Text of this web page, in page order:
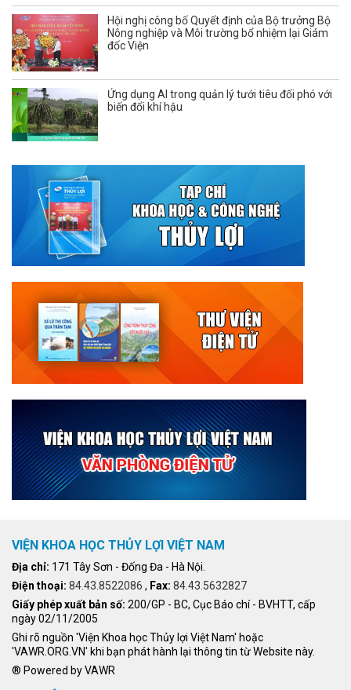
Hội nghị công bố Quyết định của Bộ trưởng Bộ
Nông nghiệp và Môi trường bổ nhiệm lại Giám
đốc Viện
Ứng dụng AI trong quản lý tưới tiêu đối phó với
biến đổi khí hậu
VIỆN KHOA HỌC THỦY LỢI VIỆT NAM
Địa chỉ: 171 Tây Sơn - Đống Đa - Hà Nội.
Điện thoại: 84.43.8522086 , Fax: 84.43.5632827
Giấy phép xuất bản số: 200/GP - BC, Cục Báo chí - BVHTT, cấp
ngày 02/11/2005
Ghi rõ nguồn 'Viện Khoa học Thủy lợi Việt Nam' hoặc
'VAWR.ORG.VN' khi bạn phát hành lại thông tin từ Website này.
® Powered by VAWR